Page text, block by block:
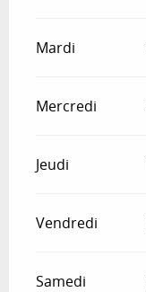
Mardi
Mercredi
Jeudi
Vendredi
Samedi